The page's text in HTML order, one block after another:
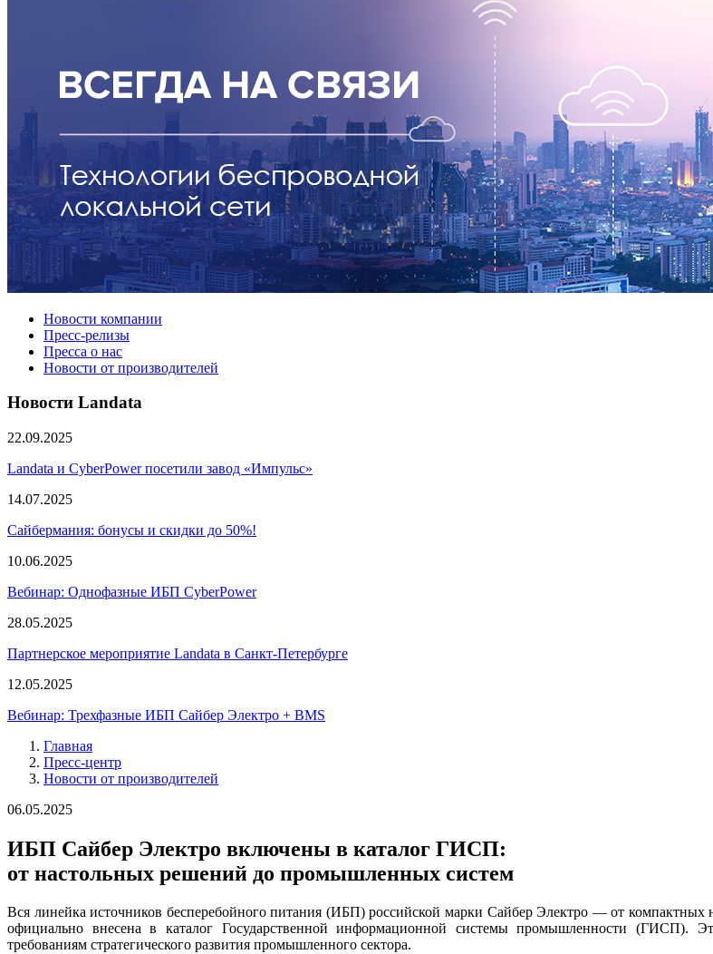
Новости компании
Пресс-релизы
Пресса о нас
Новости от производителей
Новости Landata
22.09.2025
Landata и CyberPower посетили завод «Импульс»
14.07.2025
Сайбермания: бонусы и скидки до 50%!
10.06.2025
Вебинар: Однофазные ИБП CyberPower
28.05.2025
Партнерское мероприятие Landata в Санкт-Петербурге
12.05.2025
Вебинар: Трехфазные ИБП Сайбер Электро + BMS
Главная
Пресс-центр
Новости от производителей
06.05.2025
ИБП Сайбер Электро включены в каталог ГИСП:
от настольных решений до промышленных систем
Вся линейка источников бесперебойного питания (ИБП) российской марки Сайбер Электро — от
официально внесена в каталог Государственной информационной системы промышленности (ГИСП).
требованиям стратегического развития промышленного сектора.